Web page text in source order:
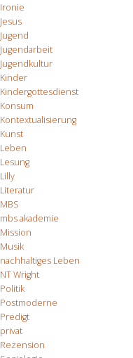
Ironie
Jesus
Jugend
Jugendarbeit
Jugendkultur
Kinder
Kindergottesdienst
Konsum
Kontextualisierung
Kunst
Leben
Lesung
Lilly
Literatur
MBS
mbs akademie
Mission
Musik
nachhaltiges Leben
NT Wright
Politik
Postmoderne
Predigt
privat
Rezension